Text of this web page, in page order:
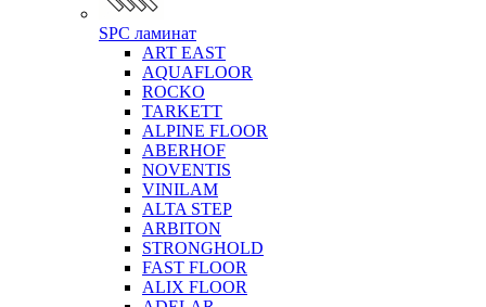
SPC ламинат
ART EAST
AQUAFLOOR
ROCKO
TARKETT
ALPINE FLOOR
ABERHOF
NOVENTIS
VINILAM
ALTA STEP
ARBITON
STRONGHOLD
FAST FLOOR
ALIX FLOOR